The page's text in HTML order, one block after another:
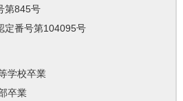
第845号
定番号第104095号
学校卒業
卒業